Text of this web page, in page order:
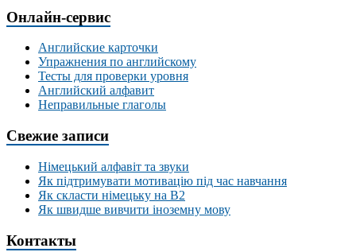
Онлайн-сервис
Английские карточки
Упражнения по английскому
Тесты для проверки уровня
Английский алфавит
Неправильные глаголы
Свежие записи
Німецький алфавіт та звуки
Як підтримувати мотивацію під час навчання
Як скласти німецьку на В2
Як швидше вивчити іноземну мову
Контакты